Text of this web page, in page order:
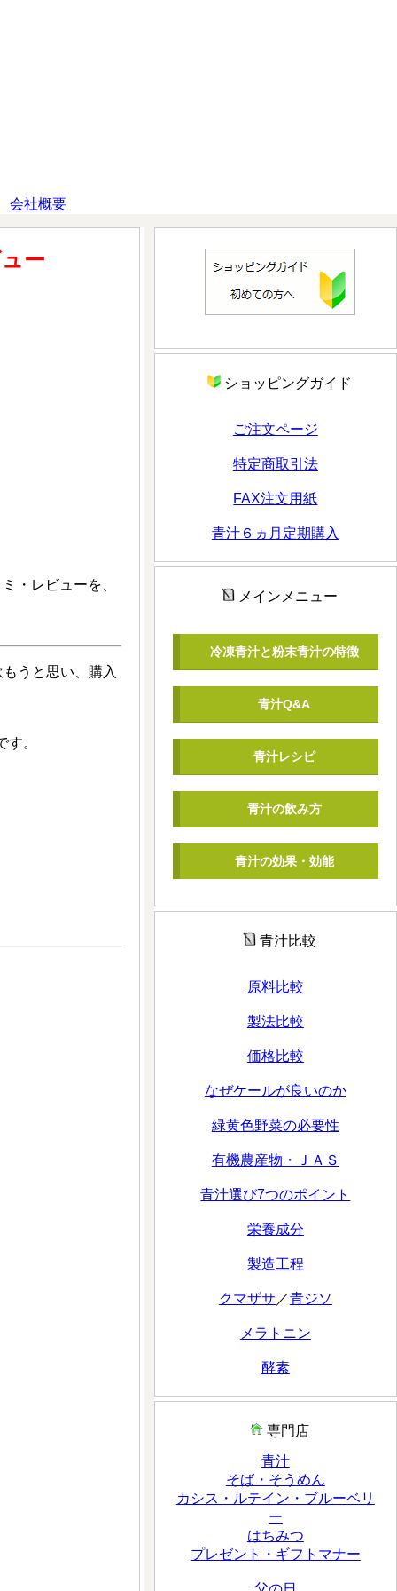
会社概要
ー
・レビューを、
うと思い、購入
。
ショッピングガイド
ご注文ページ
特定商取引法
FAX注文用紙
青汁６ヵ月定期購入
メインメニュー
冷凍青汁と粉末青汁の特徴
青汁Q&A
青汁レシピ
青汁の飲み方
青汁の効果・効能
青汁比較
原料比較
製法比較
価格比較
なぜケールが良いのか
緑黄色野菜の必要性
有機農産物・ＪＡＳ
青汁選び7つのポイント
栄養成分
製造工程
クマザサ ／青ジソ
メラトニン
酵素
専門店
青汁
そば・そうめん
カシス・ルテイン・ブルーベリ
ー
はちみつ
プレゼント・ギフトマナー